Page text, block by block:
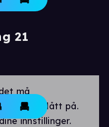
21
må
være slått på.
innstillinger.